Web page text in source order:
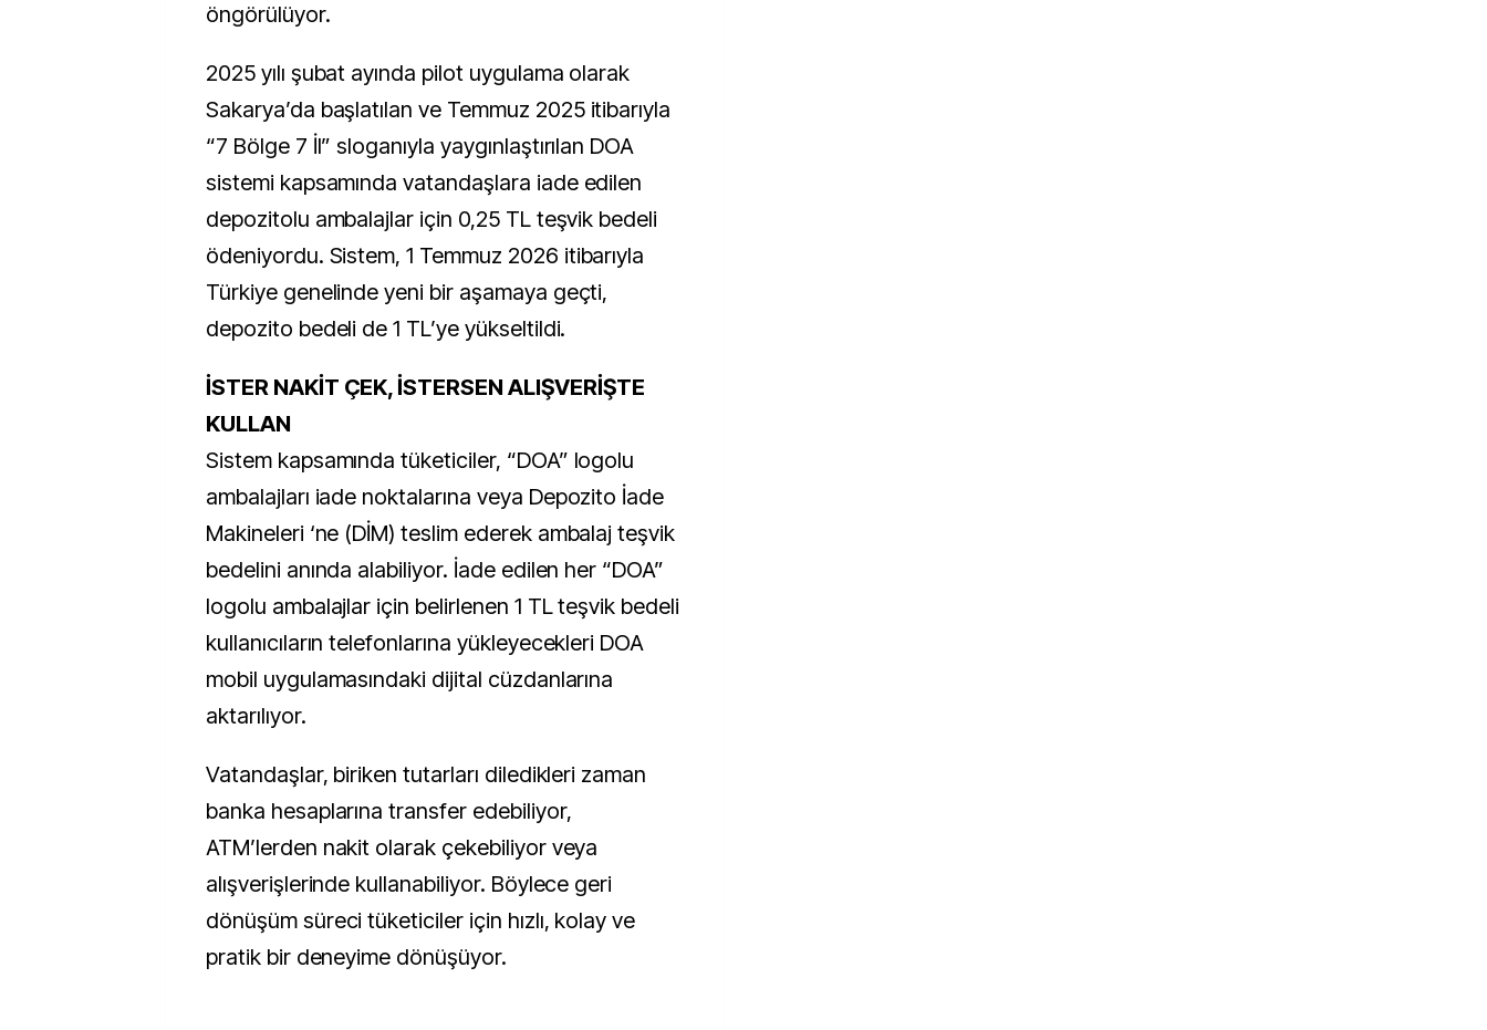
öngörülüyor.
2025 yılı şubat ayında pilot uygulama olarak
Sakarya’da başlatılan ve Temmuz 2025 itibarıyla
“7 Bölge 7 İl” sloganıyla yaygınlaştırılan DOA
sistemi kapsamında vatandaşlara iade edilen
depozitolu ambalajlar için 0,25 TL teşvik bedeli
ödeniyordu. Sistem, 1 Temmuz 2026 itibarıyla
Türkiye genelinde yeni bir aşamaya geçti,
depozito bedeli de 1 TL’ye yükseltildi.
İSTER NAKİT ÇEK, İSTERSEN ALIŞVERİŞTE
KULLAN
Sistem kapsamında tüketiciler, “DOA” logolu
ambalajları iade noktalarına veya Depozito İade
Makineleri ‘ne (DİM) teslim ederek ambalaj teşvik
bedelini anında alabiliyor. İade edilen her “DOA”
logolu ambalajlar için belirlenen 1 TL teşvik bedeli
kullanıcıların telefonlarına yükleyecekleri DOA
mobil uygulamasındaki dijital cüzdanlarına
aktarılıyor.
Vatandaşlar, biriken tutarları diledikleri zaman
banka hesaplarına transfer edebiliyor,
ATM’lerden nakit olarak çekebiliyor veya
alışverişlerinde kullanabiliyor. Böylece geri
dönüşüm süreci tüketiciler için hızlı, kolay ve
pratik bir deneyime dönüşüyor.